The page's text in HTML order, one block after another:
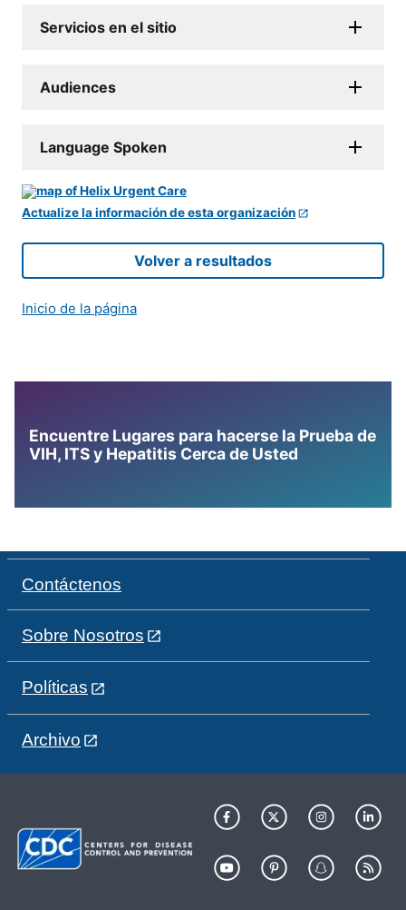
Servicios en el sitio
Audiences
Language Spoken
Actualize la información de esta organización
Volver a resultados
Inicio de la página
Encuentre Lugares para hacerse la Prueba de
VIH, ITS y Hepatitis Cerca de Usted
Contáctenos
Sobre Nosotros
Políticas
Archivo